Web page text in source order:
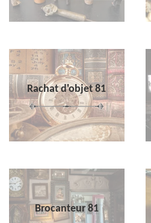
Rachat d'objet 81
Brocanteur 81